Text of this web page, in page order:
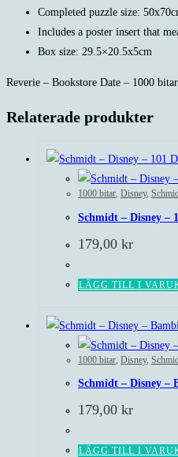
Completed puzzle size:
Includes a poster insert that
Box size: 29.5×20.5x5cm
Reverie – Bookstore Date – 1000 bitar
Relaterade produkter
1000 bitar, Disney,
Schmidt – Disney –
179,00 kr
LÄGG TILL I
1000 bitar Disney,
Schmidt – Disney –
179,00 kr
LÄGG TILL I